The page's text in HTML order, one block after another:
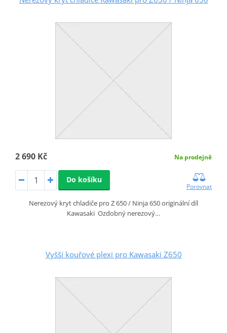
2 690 Kč Na prodejně
Do košíku
Porovnat
Nerezový kryt chladiče pro Z 650 / Ninja 650 originální díl
Kawasaki Ozdobný nerezový…
Vyšší kouřové plexi pro Kawasaki Z650